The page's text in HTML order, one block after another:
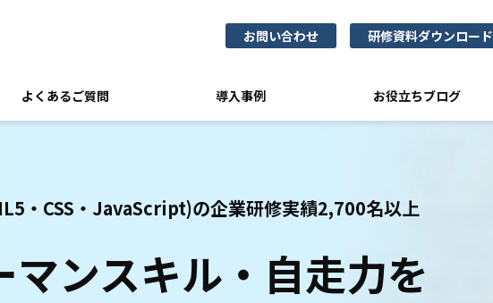
お問い合わせ 研修資料ダウンロード
よくあるご質問 導入事例 お役立ちブログ
・CSS・JavaScript)の企業研修実績2,700名以上
ンスキル・自走力を